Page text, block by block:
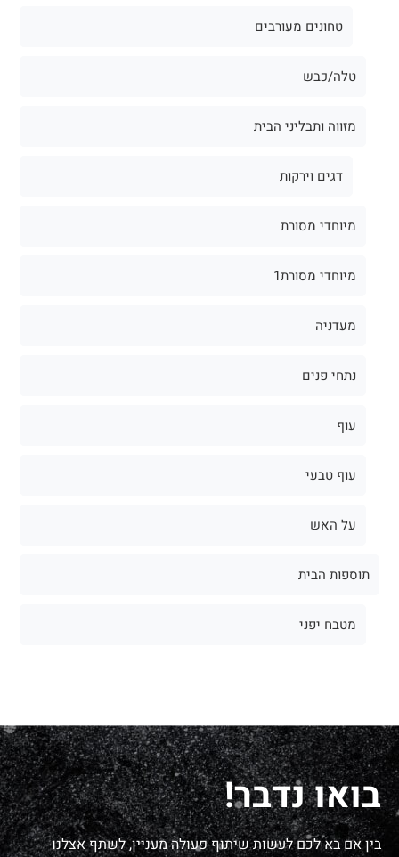
טחונים מעורבים
טלה/כבש
מזווה ותבליני הבית
דגים וירקות
מיוחדי מסורת
מיוחדי מסורת1
מעדניה
נתחי פנים
עוף
עוף טבעי
על האש
תוספות הבית
מטבח יפני
בואו נדבר!
בין אם בא לכם לעשות שיתוף פעולה מעניין, לשתף אצלנו